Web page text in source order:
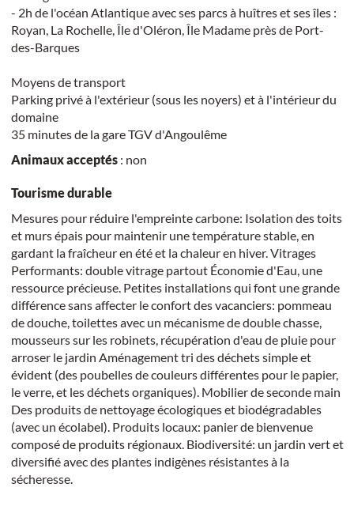
- 2h de l'océan Atlantique avec ses parcs à huîtres et ses îles :
Royan, La Rochelle, Île d'Oléron, Île Madame près de Port-
des-Barques
Moyens de transport
Parking privé à l'extérieur (sous les noyers) et à l'intérieur du
domaine
35 minutes de la gare TGV d'Angoulême
Animaux acceptés: non
Tourisme durable
Mesures pour réduire l'empreinte carbone: Isolation des toits
et murs épais pour maintenir une température stable, en
gardant la fraîcheur en été et la chaleur en hiver. Vitrages
Performants: double vitrage partout Économie d'Eau, une
ressource précieuse. Petites installations qui font une grande
différence sans affecter le confort des vacanciers: pommeau
de douche, toilettes avec un mécanisme de double chasse,
mousseurs sur les robinets, récupération d'eau de pluie pour
arroser le jardin Aménagement tri des déchets simple et
évident (des poubelles de couleurs différentes pour le papier,
le verre, et les déchets organiques). Mobilier de seconde main
Des produits de nettoyage écologiques et biodégradables
(avec un écolabel). Produits locaux: panier de bienvenue
composé de produits régionaux. Biodiversité: un jardin vert et
diversifié avec des plantes indigènes résistantes à la
sécheresse.